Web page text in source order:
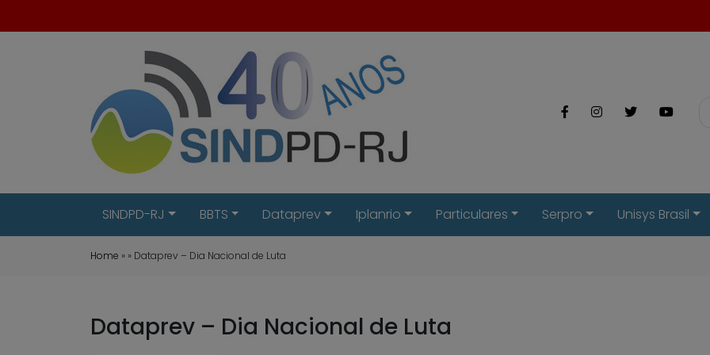
SINDPD-RJ BBTS Dataprev Iplanrio Particulares Serpro Unisys Brasil
Home » » Dataprev – Dia Nacional de Luta
Dataprev – Dia Nacional de Luta